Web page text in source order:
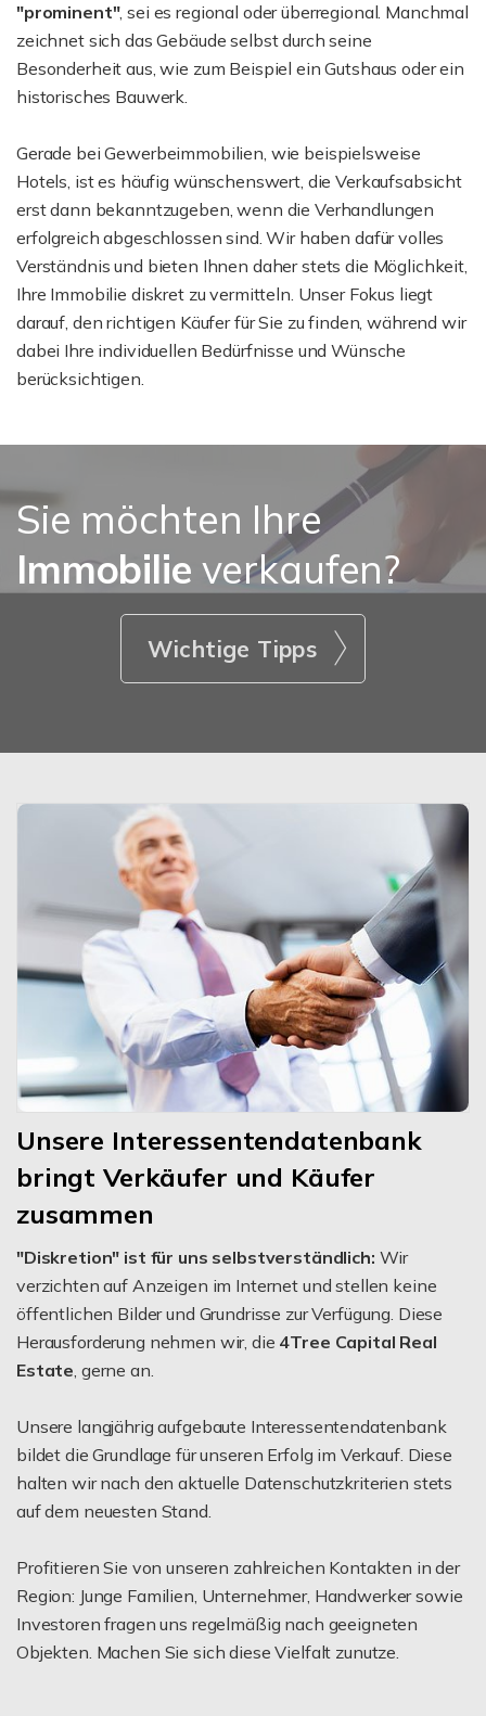
"prominent", sei es regional oder überregional. Manchmal
zeichnet sich das Gebäude selbst durch seine
Besonderheit aus, wie zum Beispiel ein Gutshaus oder ein
historisches Bauwerk.
Gerade bei Gewerbeimmobilien, wie beispielsweise
Hotels, ist es häufig wünschenswert, die Verkaufsabsicht
erst dann bekanntzugeben, wenn die Verhandlungen
erfolgreich abgeschlossen sind. Wir haben dafür volles
Verständnis und bieten Ihnen daher stets die Möglichkeit,
Ihre Immobilie diskret zu vermitteln. Unser Fokus liegt
darauf, den richtigen Käufer für Sie zu finden, während wir
dabei Ihre individuellen Bedürfnisse und Wünsche
berücksichtigen.
Sie möchten Ihre
Immobilie verkaufen?
Wichtige Tipps
Unsere Interessentendatenbank
bringt Verkäufer und Käufer
zusammen
"Diskretion" ist für uns selbstverständlich: Wir
verzichten auf Anzeigen im Internet und stellen keine
öffentlichen Bilder und Grundrisse zur Verfügung. Diese
Herausforderung nehmen wir, die 4Tree Capital Real
Estate, gerne an.
Unsere langjährig aufgebaute Interessentendatenbank
bildet die Grundlage für unseren Erfolg im Verkauf. Diese
halten wir nach den aktuelle Datenschutzkriterien stets
auf dem neuesten Stand.
Profitieren Sie von unseren zahlreichen Kontakten in der
Region: Junge Familien, Unternehmer, Handwerker sowie
Investoren fragen uns regelmäßig nach geeigneten
Objekten. Machen Sie sich diese Vielfalt zunutze.